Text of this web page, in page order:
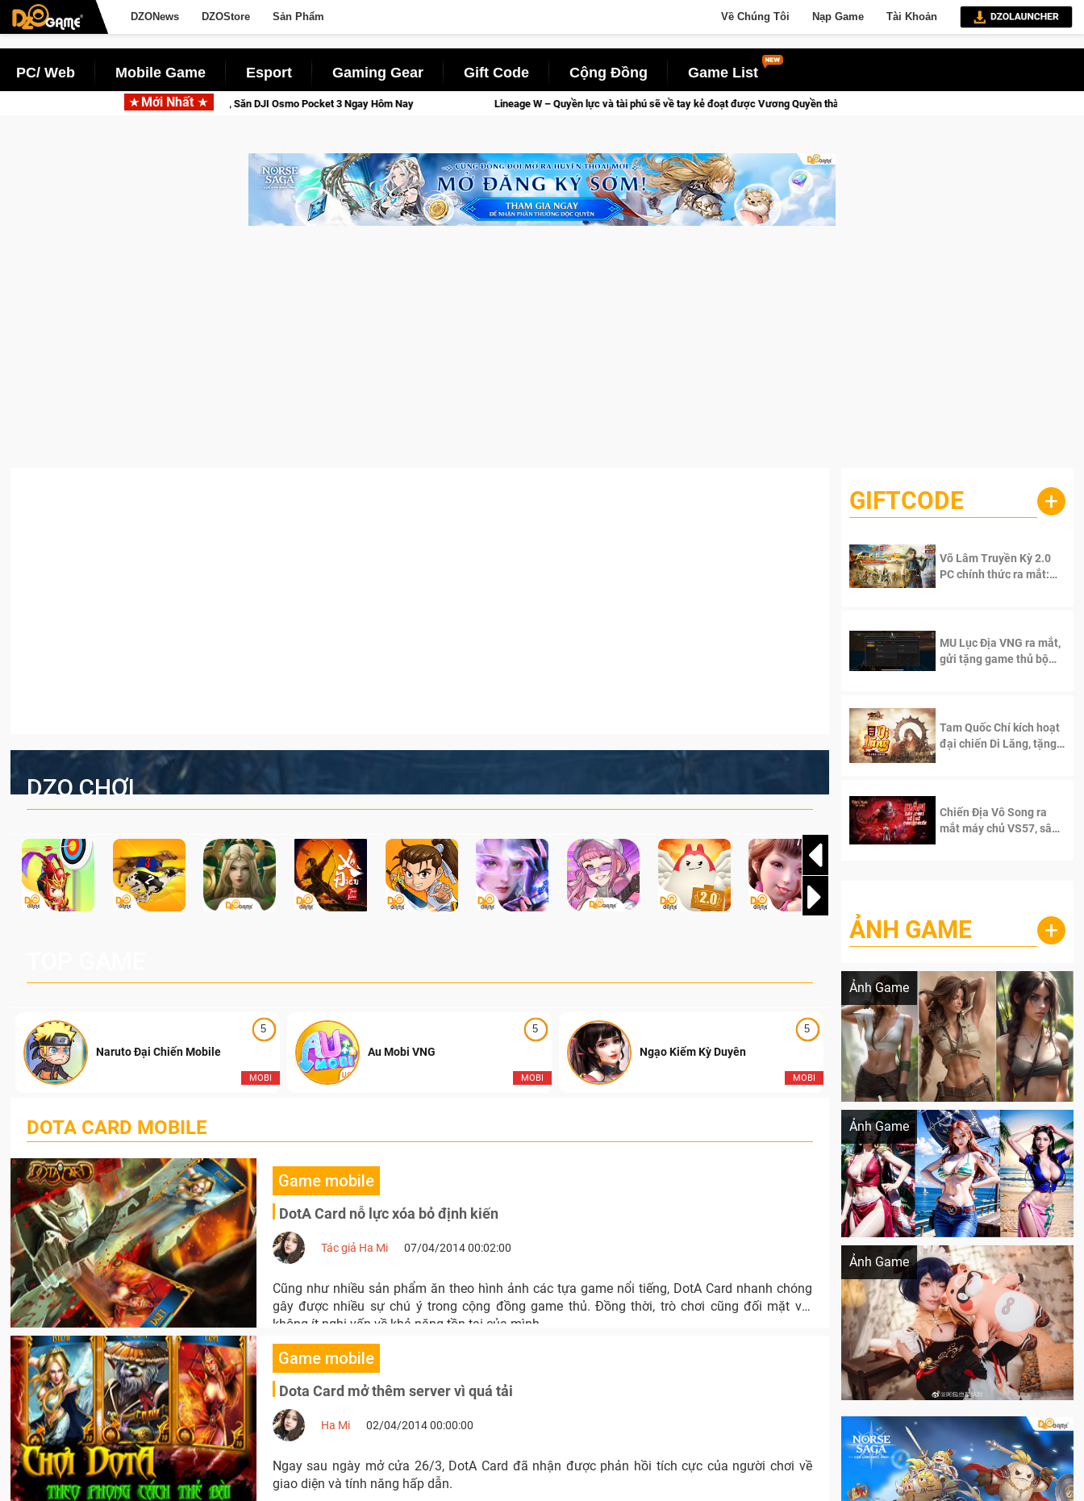
DZONews DZOStore Sản Phẩm Về Chúng Tôi Nạp Game Tài Khoản
PC/ Web Mobile Game Esport Gaming Gear Gift Code Cộng Đồng Game List
Mới Nhất
Cửu Giới Thức Tỉnh, Săn DJI Osmo Pocket 3 Ngay Hôm Nay Lineage W – Quyền lực và tài phú sẽ về tay kẻ đoạt được Vương Quyền thành Kent sắp tới!
DZO CHƠI
5
MOBI
Naruto Đại Chiến Mobile
5
MOBI
Au Mobi VNG
5
MOBI
Ngạo Kiếm Kỳ Duyên Ngạo Thiên Mobile
DOTA CARD MOBILE
Game mobile
DotA Card nỗ lực xóa bỏ định kiến
Tác giả Ha Mi 07/04/2014 00:02:00
Cũng như nhiều sản phẩm ăn theo hình ảnh các tựa game nổi tiếng, DotA Card nhanh chóng
gây được nhiều sự chú ý trong cộng đồng game thủ. Đồng thời, trò chơi cũng đối mặt với
không ít nghi vấn về khả năng tồn tại của mình.
Game mobile
Dota Card mở thêm server vì quá tải
Ha Mi 02/04/2014 00:00:00
Ngay sau ngày mở cửa 26/3, DotA Card đã nhận được phản hồi tích cực của người chơi về
giao diện và tính năng hấp dẫn.
GIFTCODE +
Võ Lâm Truyền Kỳ 2.0
PC chính thức ra mắt:
MU Lục Địa VNG ra mắt,
gửi tặng game thủ bộ
Tam Quốc Chí kích hoạt
đại chiến Di Lăng, tặng
Chiến Địa Vô Song ra
mắt máy chủ VS57, sân
ẢNH GAME +
Ảnh Game
Lala Croft vừa nóng vừa xinh dưới nét vẽ
Ảnh Game
Khi AI Cosplay gái đẹp One Piece
Ảnh Game
Cosplay Xiangling siêu cute